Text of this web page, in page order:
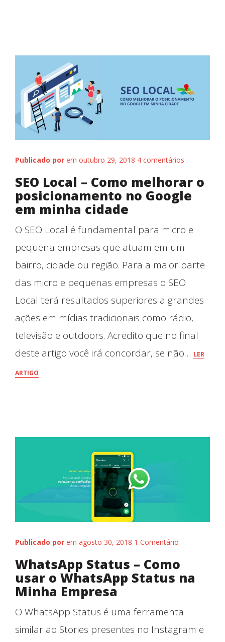
Nossos Trabalhos
Publicado por em outubro 29, 2018 4 comentários
SEO Local – Como melhorar o
posicionamento no Google
em minha cidade
O SEO Local é fundamental para micro e
pequena empresas que atuam em um
bairro, cidade ou região. Para a maior parte
das micro e pequenas empresas o SEO
Local terá resultados superiores a grandes
ações em mídias tradicionais como rádio,
televisão e outdoors. Acredito que no final
deste artigo você irá concordar, se não… LER
ARTIGO
Publicado por em agosto 30, 2018 1 Comentário
WhatsApp Status – Como
usar o WhatsApp Status na
Minha Empresa
O WhatsApp Status é uma ferramenta
similar ao Stories presentes no Instagram e